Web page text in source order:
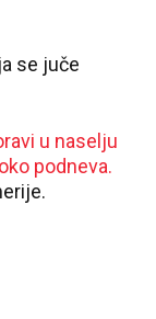
se juče
u naselju
podneva.